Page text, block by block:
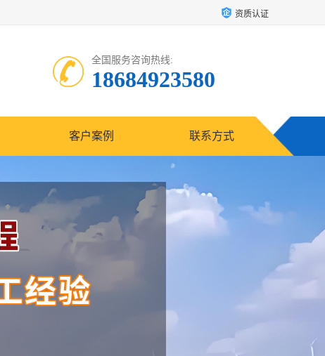
资质认证
全国服务咨询热线:
18684923580
客户案例 联系方式